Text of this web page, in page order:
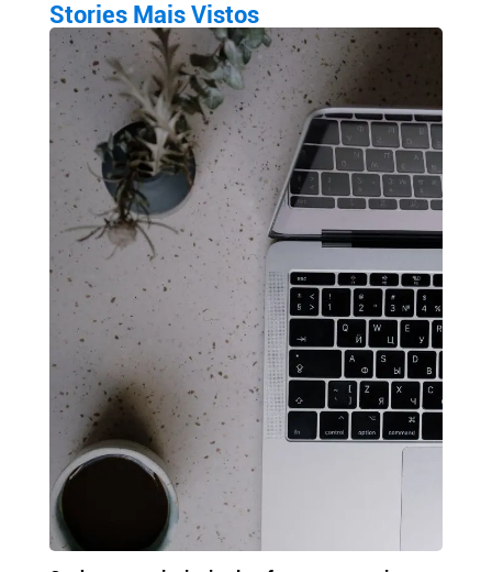
Stories Mais Vistos